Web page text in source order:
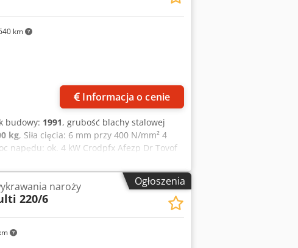
km
Informacja o cenie
budowy: 1991, grubość blachy stalowej
kg, Siła cięcia: 6 mm przy 400 N/mm² 4
napędu: ok. 4 kW Crodpfx Afezp Dr Tovof
Ogłoszenia
naroży
220/6